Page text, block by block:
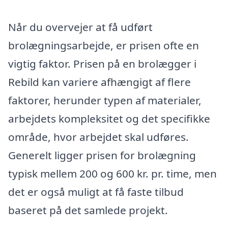
Når du overvejer at få udført
brolægningsarbejde, er prisen ofte en
vigtig faktor. Prisen på en brolægger i
Rebild kan variere afhængigt af flere
faktorer, herunder typen af materialer,
arbejdets kompleksitet og det specifikke
område, hvor arbejdet skal udføres.
Generelt ligger prisen for brolægning
typisk mellem 200 og 600 kr. pr. time, men
det er også muligt at få faste tilbud
baseret på det samlede projekt.